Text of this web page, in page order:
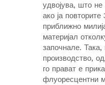
удвојува, што
ако ја
приближно
материјал
започнале. Така,
производство,
го прават е
флуоресцентни